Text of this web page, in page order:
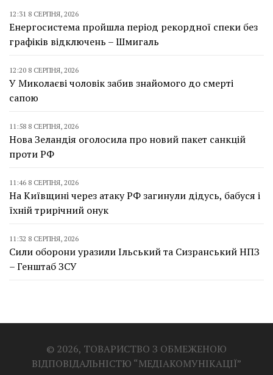
12:31 8 СЕРПНЯ, 2026
Енергосистема пройшла період рекордної спеки без
графіків відключень – Шмигаль
12:20 8 СЕРПНЯ, 2026
У Миколаєві чоловік забив знайомого до смерті
сапою
11:58 8 СЕРПНЯ, 2026
Нова Зеландія оголосила про новий пакет санкцій
проти РФ
11:46 8 СЕРПНЯ, 2026
На Київщині через атаку РФ загинули дідусь, бабуся і
їхній трирічний онук
11:32 8 СЕРПНЯ, 2026
Сили оборони уразили Ільський та Сизранський НПЗ
– Генштаб ЗСУ
© 2026, ТОВАРИСТВО З ОБМЕЖЕНОЮ
ВІДПОВІДАЛЬНІСТЮ “МЕДІАКОМУНІКАЦІЇ”